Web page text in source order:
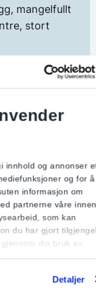
innhold og annonser
og for å
informasjon om
partnerne våre innen
som kan
du har gjort
din bruk av
Detaljer
mangelfullt
stort
utstyr